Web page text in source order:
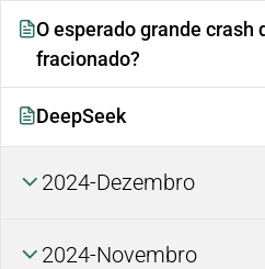
O esperado grande
fracionado?
DeepSeek
2024-Dezembro
2024-Novembro